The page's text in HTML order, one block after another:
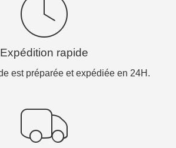
Expédition rapide
est préparée et expédiée en 24H.